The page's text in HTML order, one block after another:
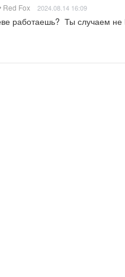
Red Fox 2024.08.14 16:09
работаешь?  Ты случаем